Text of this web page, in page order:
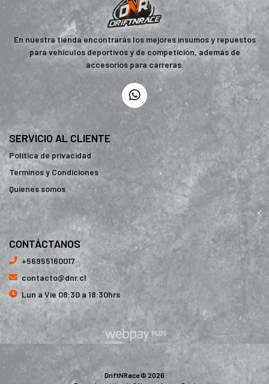
En nuestra tienda encontrarás los mejores insumos y repuestos
para vehículos deportivos y de competición, además de
accesorios para carreras.
SERVICIO AL CLIENTE
Política de privacidad
Terminos y Condiciones
Quienes somos
CONTÁCTANOS
+56955160017
contacto@dnr.cl
Lun a Vie 08:30 a 18:30hrs
DriftNRace © 2026